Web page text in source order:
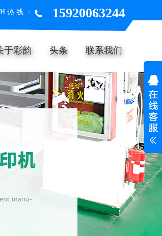
热线： 15920063244
于彩韵 头条 联系我们